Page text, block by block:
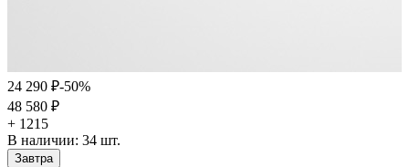
24 290 ₽-50%
48 580 ₽
+ 1215
В наличии: 34 шт.
Завтра